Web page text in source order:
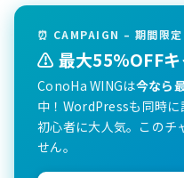
⏰ CAMPAIGN – 期間限定
⚠️ 最大55%OFFキ
ConoHa WINGは今なら
中！WordPressも同時
初心者に大人気。このチ
せん。